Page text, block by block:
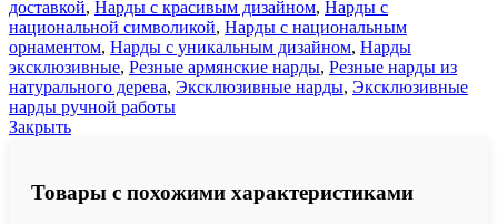
доставкой, Нарды с красивым дизайном, Нарды с
национальной символикой, Нарды с национальным
орнаментом, Нарды с уникальным дизайном, Нарды
эксклюзивные, Резные армянские нарды, Резные нарды из
натурального дерева, Эксклюзивные нарды, Эксклюзивные
нарды ручной работы
Закрыть
Товары с похожими характеристиками